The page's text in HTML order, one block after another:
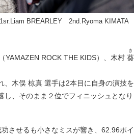
1sr.Liam BREARLEY 2nd.Ryoma KIMATA
YAMAZEN ROCK THE KIDS）、木村
木俣 椋真 選手は2本目に自身の演技を
、そのまま２位でフィニッシュとなり
させるも小さなミスが響き、62.96ポ